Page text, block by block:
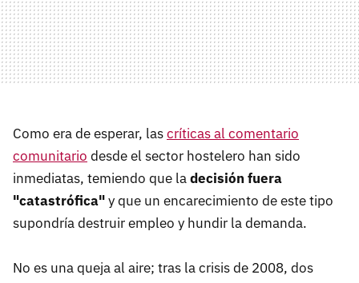
Como era de esperar, lascríticas al comentario
comunitario desde el sector hostelero han sido
inmediatas, temiendo que ladecisión fuera
"catastrófica"y que un encarecimiento de este tipo
supondría destruir empleo y hundir la demanda.
No es una queja al aire; tras la crisis de 2008, dos